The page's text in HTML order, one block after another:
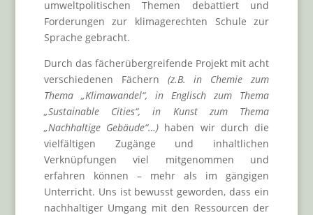
umweltpolitischen Themen debattiert und
Forderungen zur klimagerechten Schule zur
Sprache gebracht.
Durch das fächerübergreifende Projekt mit acht
verschiedenen Fächern (z.B. in Chemie zum
Thema „Klimawandel“, in Englisch zum Thema
„Sustainable Cities“, in Kunst zum Thema
„Nachhaltige Gebäude“…) haben wir durch die
vielfältigen Zugänge und inhaltlichen
Verknüpfungen viel mitgenommen und
erfahren können – mehr als im gängigen
Unterricht. Uns ist bewusst geworden, dass ein
nachhaltiger Umgang mit den Ressourcen der